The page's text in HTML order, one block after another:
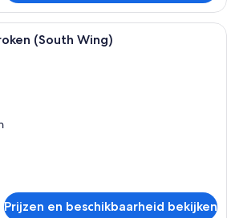
Een hotelkamer met twee bedden,
(South Wing)
Prijzen en beschikbaarheid bekijken